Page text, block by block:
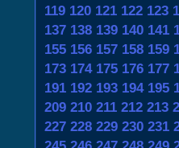
119 120 121 122 123
137 138 139 140 141
155 156 157 158 159
173 174 175 176 177
191 192 193 194 195
209 210 211 212 213
227 228 229 230 231